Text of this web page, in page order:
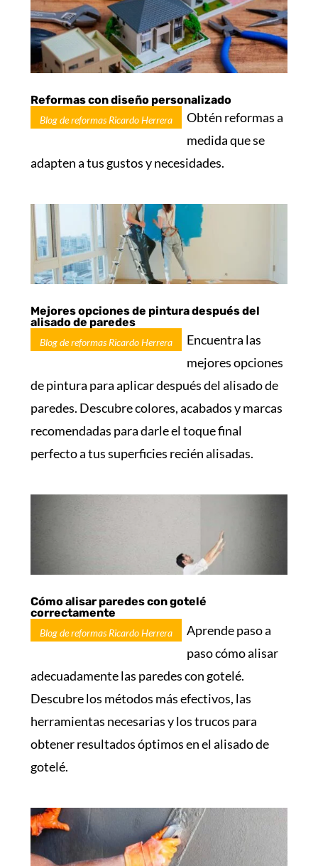
Reformas con diseño personalizado
Blog de reformas Ricardo Herrera
Obtén reformas a
medida que se
adapten a tus gustos y necesidades.
Mejores opciones de pintura después del
alisado de paredes
Blog de reformas Ricardo Herrera
Encuentra las
mejores opciones
de pintura para aplicar después del alisado de
paredes. Descubre colores, acabados y marcas
recomendadas para darle el toque final
perfecto a tus superficies recién alisadas.
Cómo alisar paredes con gotelé
correctamente
Blog de reformas Ricardo Herrera
Aprende paso a
paso cómo alisar
adecuadamente las paredes con gotelé.
Descubre los métodos más efectivos, las
herramientas necesarias y los trucos para
obtener resultados óptimos en el alisado de
gotelé.